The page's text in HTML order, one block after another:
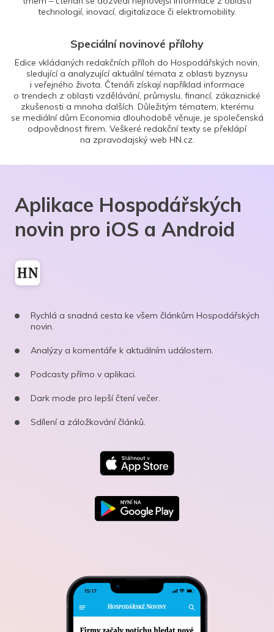
technologií, inovací, digitalizace či elektromobility.
Speciální novinové přílohy
Edice vkládaných redakčních příloh do Hospodářských novin,
sledující a analyzující aktuální témata z oblasti byznysu
i veřejného života. Čtenáři získají například informace
o trendech z oblasti vzdělávání, průmyslu, financí, zákaznické
zkušenosti a mnoha dalších. Důležitým tématem, kterému
se mediální dům Economia dlouhodobě věnuje, je společenská
odpovědnost firem. Veškeré redakční texty se překlápí
na zpravodajský web HN.cz.
Aplikace Hospodářských
novin pro iOS a Android
Rychlá a snadná cesta ke všem článkům Hospodářských
novin.
Analýzy a komentáře k aktuálním událostem.
Podcasty přímo v aplikaci.
Dark mode pro lepší čtení večer.
Sdílení a záložkování článků.